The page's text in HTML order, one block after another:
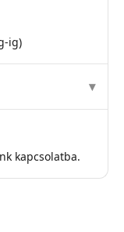
ig)
kapcsolatba.